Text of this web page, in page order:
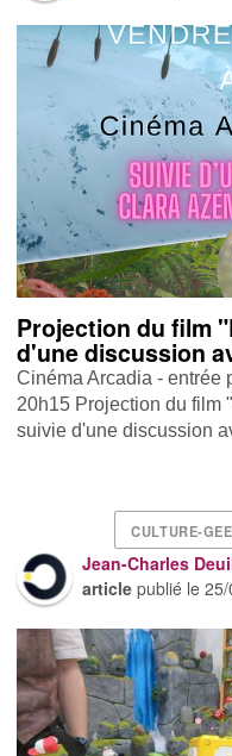
Projection du film
d'une discussion
Cinéma Arcadia - entrée
20h15 Projection du film
suivie d'une discussion
CULTURE-
Jean-Charles
article publié le